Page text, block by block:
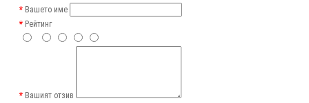
Вашето име
Рейтинг
Вашият отзив